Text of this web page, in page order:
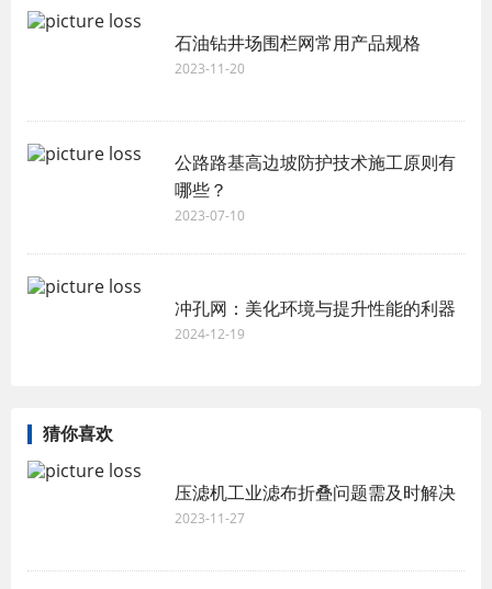
石油钻井场围栏网常用产品规格
2023-11-20
公路路基高边坡防护技术施工原则有
哪些？
2023-07-10
冲孔网：美化环境与提升性能的利器
2024-12-19
猜你喜欢
压滤机工业滤布折叠问题需及时解决
2023-11-27